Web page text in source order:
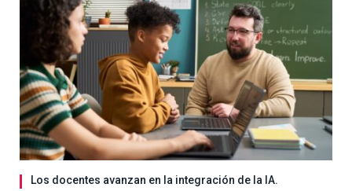
Los docentes avanzan en la integración de la IA.